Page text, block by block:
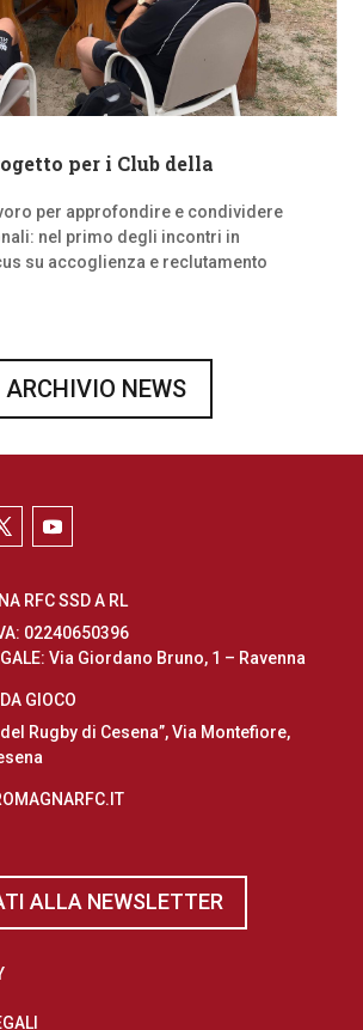
per i Club della
per approfondire e condividere
nel primo degli incontri in
su accoglienza e reclutamento
ARCHIVIO NEWS
RFC SSD A RL
02240650396
Via Giordano Bruno, 1 – Ravenna
GIOCO
Rugby di Cesena”, Via Montefiore,
ALLA NEWSLETTER